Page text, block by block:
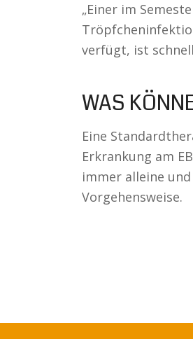
„Einer im
verfügt, ist
WAS
Eine
Erkrankung am
immer alleine
Vorgehensweise.